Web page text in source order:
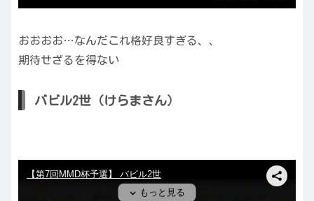
おおおお…なんだこれ格好良すぎる、、
期待せざるを得ない
バビル2世（けらまさん）